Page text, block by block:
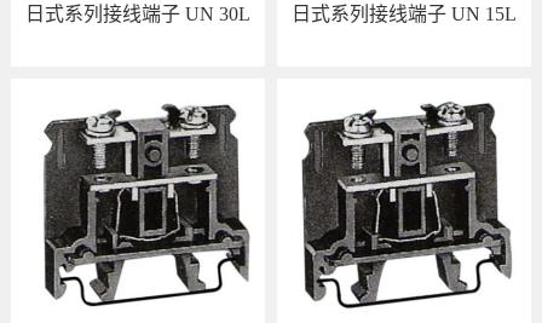
日式系列接线端子 UN 30L 日式系列接线端子 UN 15L